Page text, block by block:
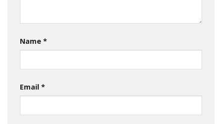
Name *
Email *